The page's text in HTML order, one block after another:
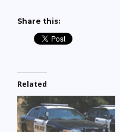
Share this:
Related